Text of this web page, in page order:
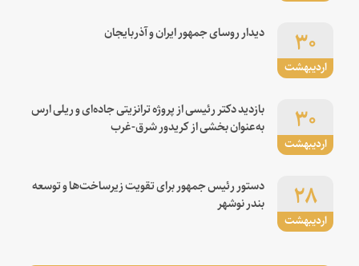
اردیبهشت
۳۰ دیدار روسای جمهور ایران و آذربایجان
اردیبهشت
۳۰
بازدید دکتر رئیسی از پروژه ترانزیتی جاده‌ای و ریلی ارس
به‌عنوان بخشی از کریدور شرق-غرب
اردیبهشت
۲۸
دستور رئیس جمهور برای تقویت زیرساخت‌ها و توسعه
بندر نوشهر